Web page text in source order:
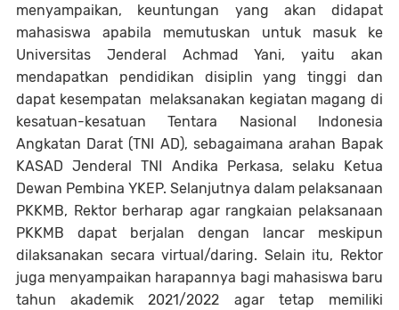
menyampaikan, keuntungan yang akan didapat
mahasiswa apabila memutuskan untuk masuk ke
Universitas Jenderal Achmad Yani, yaitu akan
mendapatkan pendidikan disiplin yang tinggi dan
dapat kesempatan melaksanakan kegiatan magang di
kesatuan-kesatuan Tentara Nasional Indonesia
Angkatan Darat (TNI AD), sebagaimana arahan Bapak
KASAD Jenderal TNI Andika Perkasa, selaku Ketua
Dewan Pembina YKEP. Selanjutnya dalam pelaksanaan
PKKMB, Rektor berharap agar rangkaian pelaksanaan
PKKMB dapat berjalan dengan lancar meskipun
dilaksanakan secara virtual/daring. Selain itu, Rektor
juga menyampaikan harapannya bagi mahasiswa baru
tahun akademik 2021/2022 agar tetap memiliki